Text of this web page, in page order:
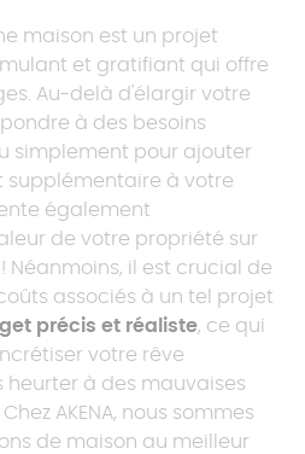
maison est un projet
et gratifiant qui offre
Au-delà d'élargir votre
à des besoins
simplement pour ajouter
supplémentaire à votre
également
de votre propriété sur
Néanmoins, il est crucial de
associés à un tel projet
précis et réaliste, ce qui
votre rêve
heurter à des mauvaises
AKENA, nous sommes
de maison au meilleur